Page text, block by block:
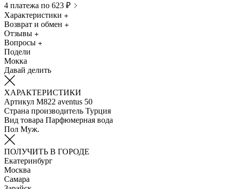
4 платежа по 623 ₽
Характеристики
Возврат и обмен
Отзывы
Вопросы
Подели
Мокка
Давай делить
ХАРАКТЕРИСТИКИ
Артикул М822 aventus 50
Страна производитель Турция
Вид товара Парфюмерная вода
Пол Муж.
ПОЛУЧИТЬ В ГОРОДЕ
Екатеринбург
Москва
Самара